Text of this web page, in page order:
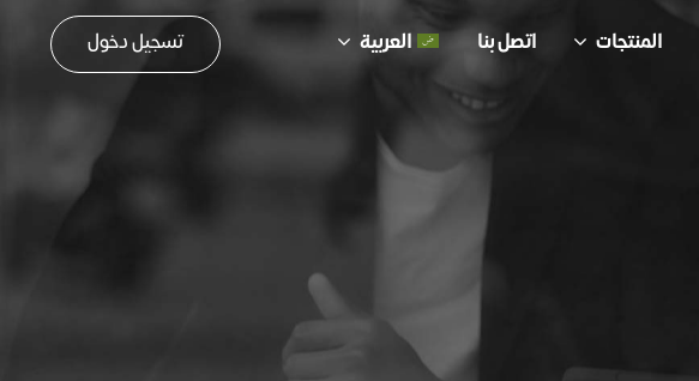
المنتجات اتصل بنا العربية تسجيل دخول